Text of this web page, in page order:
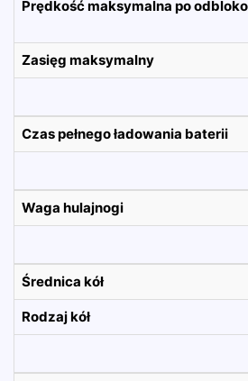
Prędkość maksymalna po
Zasięg maksymalny
Czas pełnego ładowania baterii
Waga hulajnogi
Średnica kół
Rodzaj kół